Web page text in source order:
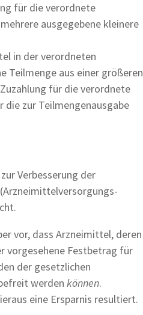
für die verordnete
ausgegebene kleinere
in der verordneten
Teilmenge aus einer größeren
für die verordnete
die zur Teilmengenausgabe
Verbesserung der
vor, dass Arzneimittel, deren
vorgesehene Festbetrag für
der gesetzlichen
werden können.
eine Ersparnis resultiert.